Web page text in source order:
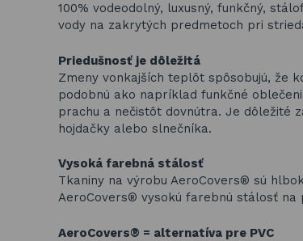
100% vodeodolný, luxusný, funkčný,
vody na zakrytých predmetoch pri
Priedušnosť je dôležitá
Zmeny vonkajších teplôt spôsobujú, že
podobnú ako napríklad funkčné
prachu a nečistôt dovnútra. Je dôležité
hojdačky alebo slnečníka.
Vysoká farebná stálosť
Tkaniny na výrobu AeroCovers® sú
AeroCovers® vysokú farebnú stálosť
AeroCovers® = alternatíva pre PVC